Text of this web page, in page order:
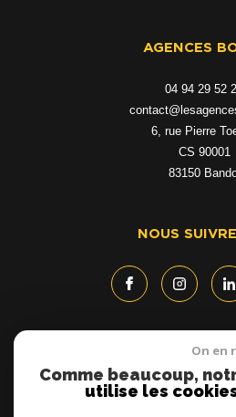
AGENCES
04 94 29 52
6, rue Pierre
CS 90001
83150
NOUS
On en
Comme beaucoup,
utilise les